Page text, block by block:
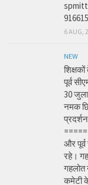
6 AUG,
NEW
पूर्व
30
नमक
और
रहे।
गहलोत
कमेटी के